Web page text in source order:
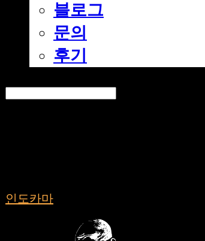
블로그
문의
후기
인도카마